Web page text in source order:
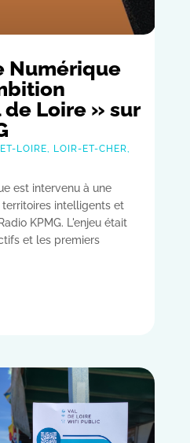
Numérique
de Loire » sur
LOIRE LOIR-ET-CHER
est intervenu à une
intelligents et
KPMG. L'enjeu était
et les premiers